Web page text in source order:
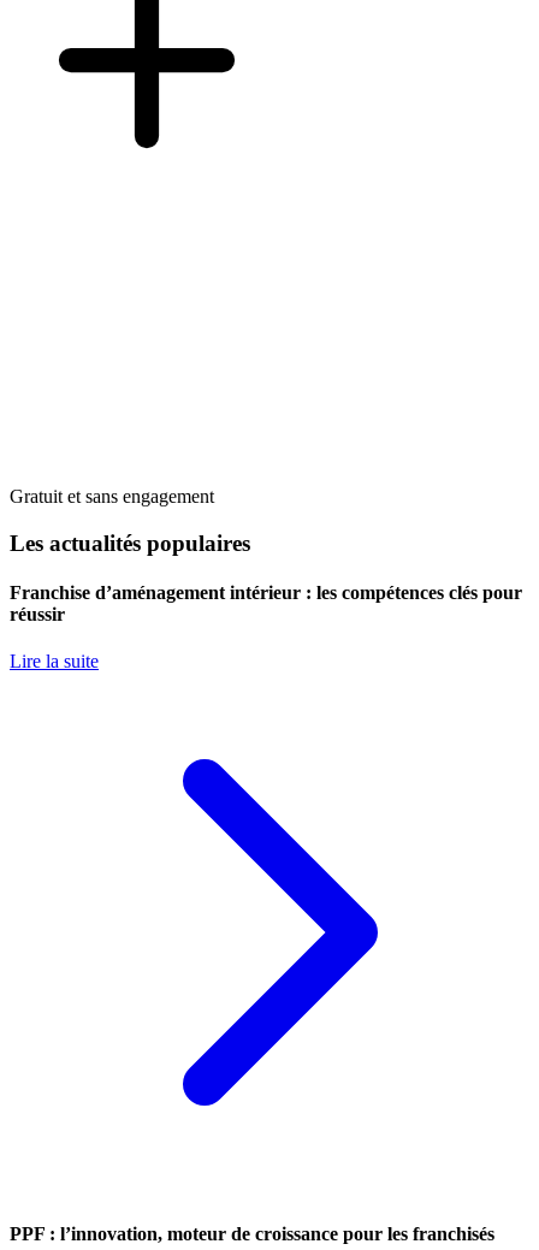
Gratuit et sans engagement
Les actualités populaires
Franchise d’aménagement intérieur : les compétences clés pour
réussir
Lire la suite
PPF : l’innovation, moteur de croissance pour les franchisés